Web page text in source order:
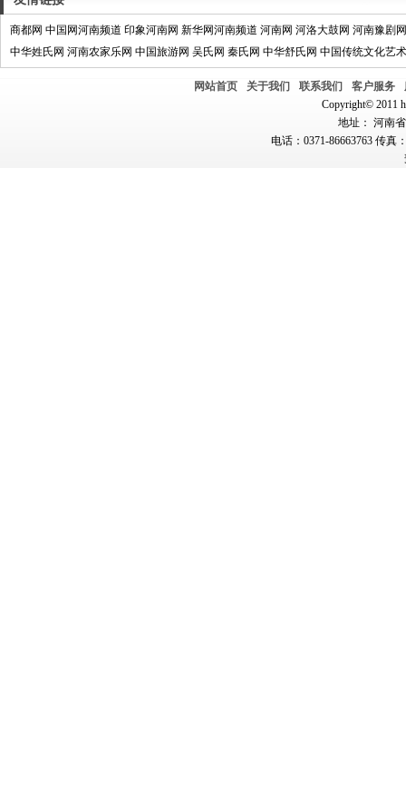
商都网 中国网河南频道 印象河南网 新华网河南频道 河南网 河洛大鼓网 河南豫剧网
中华姓氏网 河南农家乐网 中国旅游网 吴氏网 秦氏网 中华舒氏网 中国传统文化艺
网站首页 关于我们 联系我们 客户服务
Copyright© 2011
地址： 河南
电话：0371-86663763 传真